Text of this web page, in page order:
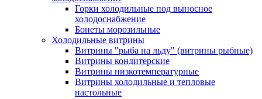
Горки холодильные под выносное
холодоснабжение
Бонеты морозильные
Холодильные витрины
Витрины "рыба на льду" (витрины рыбные)
Витрины кондитерские
Витрины низкотемпературные
Витрины холодильные и тепловые
настольные